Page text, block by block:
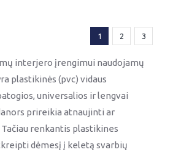
1 2 3
interjero įrengimui naudojamų
plastikinės (pvc) vidaus
universalios ir lengvai
prireikia atnaujinti ar
renkantis plastikines
dėmesį į keletą svarbių